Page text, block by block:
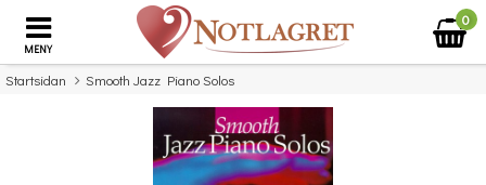
MENY
0
Startsidan Smooth Jazz Piano Solos
Missa inte detta...